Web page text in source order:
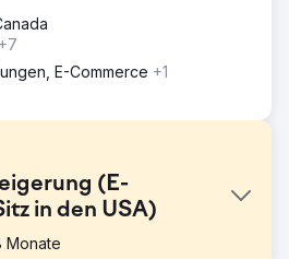
+7
E-Commerce +1
(E-
in den USA)
Monate